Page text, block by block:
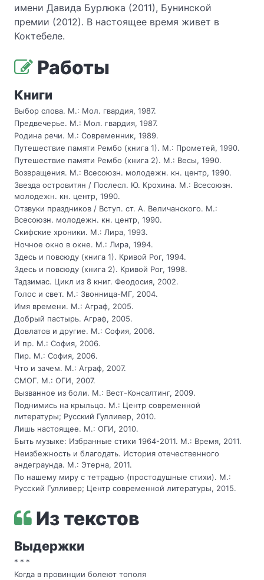
имени Давида Бурлюка (2011), Бунинской
премии (2012). В настоящее время живет в
Коктебеле.
Работы
Книги
Выбор слова. М.: Мол. гвардия, 1987.
Предвечерье. М.: Мол. гвардия, 1987.
Родина речи. М.: Современник, 1989.
Путешествие памяти Рембо (книга 1). М.: Прометей, 1990.
Путешествие памяти Рембо (книга 2). М.: Весы, 1990.
Возвращения. М.: Всесоюзн. молодежн. кн. центр, 1990.
Звезда островитян / Послесл. Ю. Крохина. М.: Всесоюзн.
молодежн. кн. центр, 1990.
Отзвуки праздников / Вступ. ст. А. Величанского. М.:
Всесоюзн. молодежн. кн. центр, 1990.
Скифские хроники. М.: Лира, 1993.
Ночное окно в окне. М.: Лира, 1994.
Здесь и повсюду (книга 1). Кривой Рог, 1994.
Здесь и повсюду (книга 2). Кривой Рог, 1998.
Тадзимас. Цикл из 8 книг. Феодосия, 2002.
Голос и свет. М.: Звонница-МГ, 2004.
Имя времени. М.: Аграф, 2005.
Добрый пастырь. Аграф, 2005.
Довлатов и другие. М.: София, 2006.
И пр. М.: София, 2006.
Пир. М.: София, 2006.
Что и зачем. М.: Аграф, 2007.
СМОГ. М.: ОГИ, 2007.
Вызванное из боли. М.: Вест-Консалтинг, 2009.
Поднимись на крыльцо. М.: Центр современной
литературы; Русский Гулливер, 2010.
Лишь настоящее. М.: ОГИ, 2010.
Быть музыке: Избранные стихи 1964-2011. М.: Время, 2011.
Неизбежность и благодать. История отечественного
андеграунда. М.: Этерна, 2011.
По нашему миру с тетрадью (простодушные стихи). М.:
Русский Гулливер; Центр современной литературы, 2015.
Из текстов
Выдержки
* * *
Когда в провинции болеют тополя